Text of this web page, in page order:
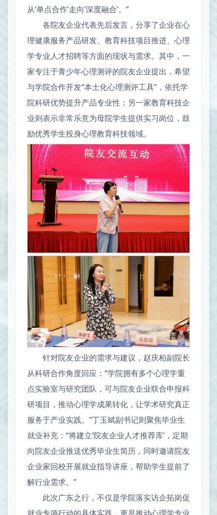
从‘单点合作’走向‘深度融合’。”
各院友企业代表先后发言，分享了企业在心
理健康服务产品研发、教育科技项目推进、心理
学专业人才招聘等方面的现状与需求。其中，一
家专注于青少年心理测评的院友企业提出，希望
与学院合作开发“本土化心理测评工具”，依托学
院科研优势提升产品专业性；另一家教育科技企
业则表示非常乐意为母院学生提供实习岗位，鼓
励优秀学生投身心理教育科技领域。
针对院友企业的需求与建议，赵庆柏副院长
从科研合作角度回应：“学院拥有多个心理学重
点实验室与研究团队，可与院友企业联合申报科
研项目，推动心理学成果转化，让学术研究真正
服务于产业实践。”丁玉斌副书记则聚焦毕业生
就业补充：“将建立‘院友企业人才推荐库’，定期
向院友企业推送优秀毕业生简历，同时邀请院友
企业家回校开展就业指导讲座，帮助学生提前了
解行业需求。”
此次广东之行，不仅是学院落实访企拓岗促